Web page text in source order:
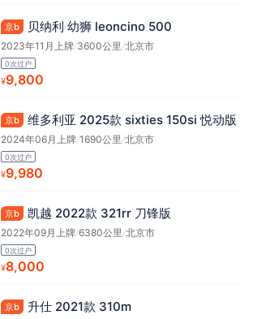
京b 贝纳利 幼狮 leoncino 500
2023年11月上牌/3600公里/北京市
0次过户
¥9,800
京b 维多利亚 2025款 sixties 150si 悦动版
2024年06月上牌/1690公里/北京市
0次过户
¥9,980
京b 凯越 2022款 321rr 刀锋版
2022年09月上牌/6380公里/北京市
0次过户
¥8,000
京b 升仕 2021款 310m